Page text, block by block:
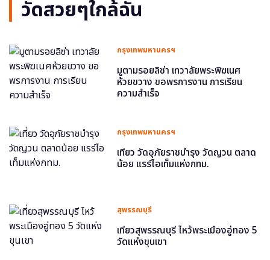
วัดสวยๆใกล้ฉัน
กรุงเทพมหานครฯ
มูตามรอยลิซ่า เทวาลัยพระพิฆเนศ
ห้วยขวาง ขอพรการงาน การเรียน
ความสำเร็จ
กรุงเทพมหานครฯ
เที่ยว วัดอุภัยราชบำรุง วัดญวน ตลาด
น้อย แรร์ไอเท็มแห่งกทม.
สุพรรณบุรี
เที่ยวสุพรรณบุรี ไหว้พระเมืองอู่ทอง 5
วัดแห่งขุนเขา